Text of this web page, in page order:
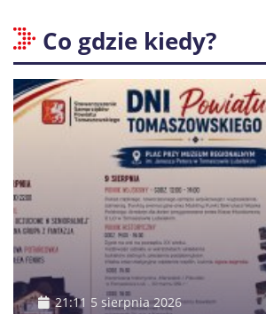
Co gdzie kiedy?
21:11 5 sierpnia 2026